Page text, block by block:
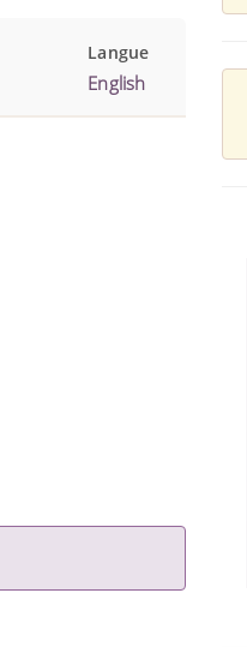
Langue
English